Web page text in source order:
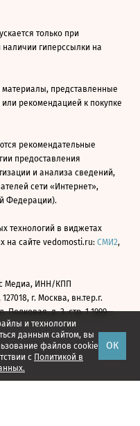
и технологии
данным сайтом, вы
файлов cookie
с Политикой в
ОК
только при
наличии гиперссылки на
материалы, представленные
рекомендацией к покупке
рекомендательные
предоставления
и анализа сведений,
сети «Интернет»,
Федерации).
технологий в виджетах
на сайте vedomosti.ru: СМИ2,
Медиа, ИНН/КПП
127018, г. Москва, вн.тер.г.
д. 3, стр. 1 1999—